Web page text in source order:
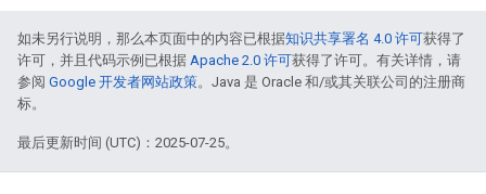
如未另行说明，那么本页面中的内容已根据知识共享署名 4.0 许可获得了
许可，并且代码示例已根据 Apache 2.0 许可获得了许可。有关详情，请
参阅 Google 开发者网站政策。Java 是 Oracle 和/或其关联公司的注册商
标。
最后更新时间 (UTC)：2025-07-25。